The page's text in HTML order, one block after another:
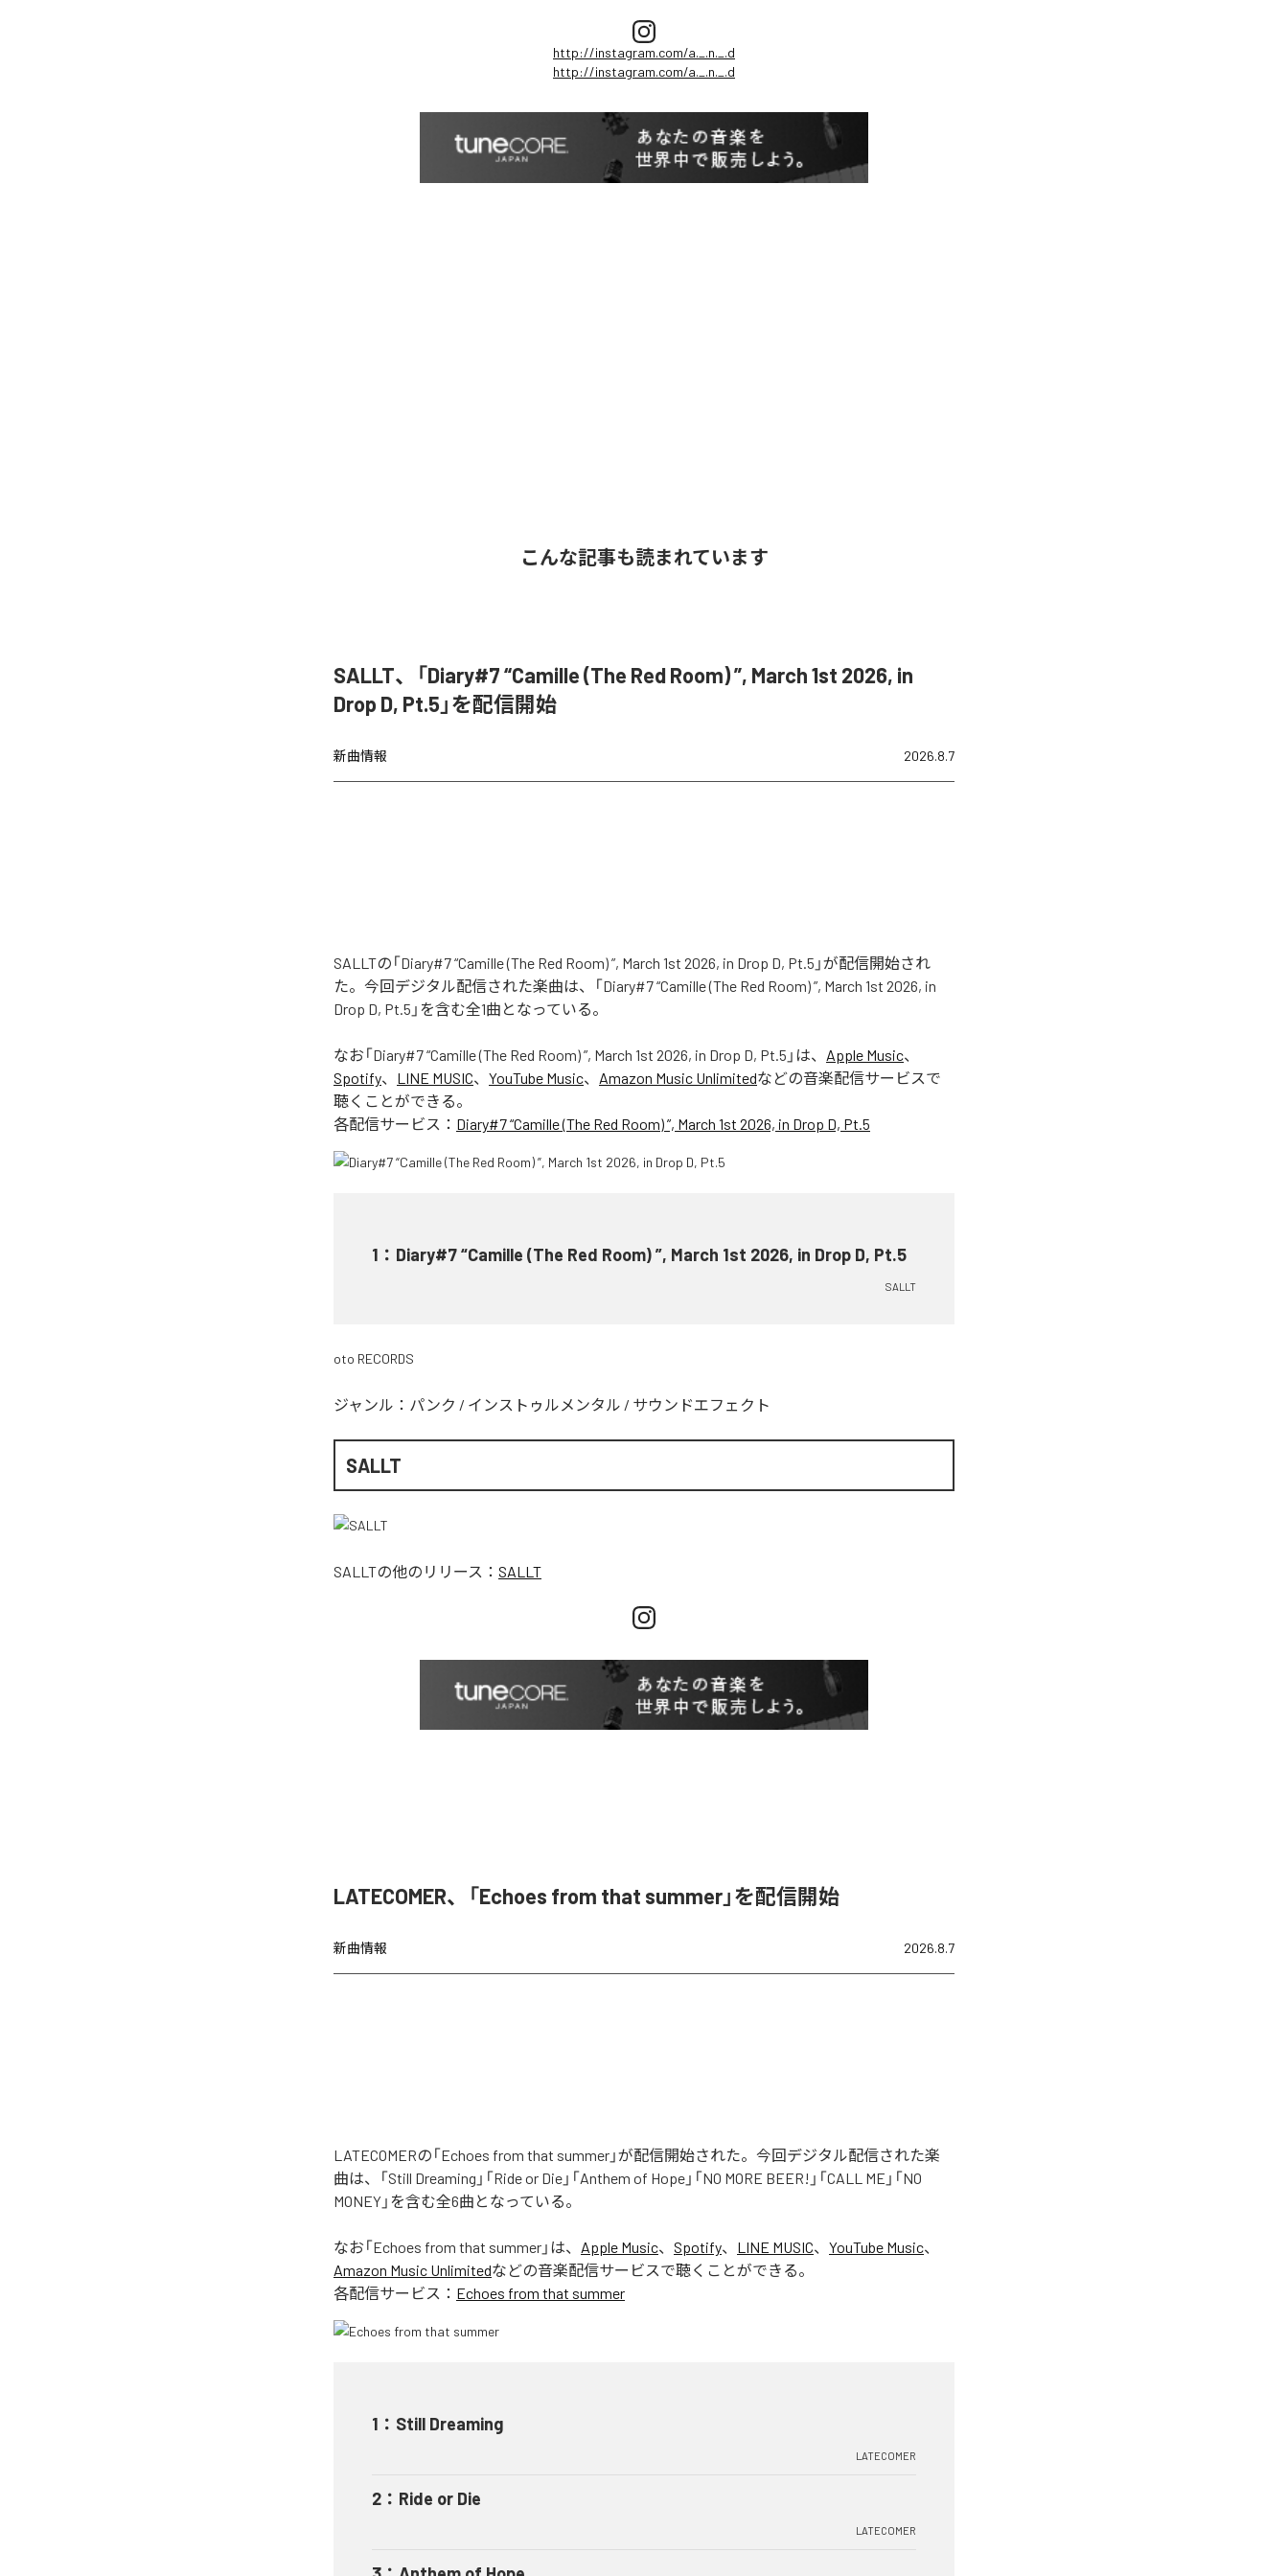
http://instagram.com/a._.n._.d
http://instagram.com/a._.n._.d
こんな記事も読まれています
SALLT、「Diary#7 “Camille (The Red Room) ”, March 1st 2026, in
Drop D, Pt.5」を配信開始
新曲情報 2026.8.7
SALLTの「Diary#7 “Camille (The Red Room) ”, March 1st 2026, in Drop D, Pt.5」が配信開始され
た。今回デジタル配信された楽曲は、「Diary#7 “Camille (The Red Room) ”, March 1st 2026, in
Drop D, Pt.5」を含む全1曲となっている。
なお「Diary#7 “Camille (The Red Room) ”, March 1st 2026, in Drop D, Pt.5 」は、 Apple Music、
Spotify、 LINE MUSIC、 YouTube Music、 Amazon Music Unlimitedなどの音楽配信サービスで
聴くことができる。
各配信サービス： Diary#7 “Camille (The Red Room) ”, March 1st 2026, in Drop D, Pt.5
1 ： Diary#7 “Camille (The Red Room) ”, March 1st 2026, in Drop D, Pt.5
SALLT
oto RECORDS
ジャンル： パンク / インストゥルメンタル / サウンドエフェクト
SALLT
SALLTの他のリリース： SALLT
LATECOMER、「Echoes from that summer」を配信開始
新曲情報 2026.8.7
LATECOMERの「Echoes from that summer」が配信開始された。今回デジタル配信された楽
曲は、「Still Dreaming」「Ride or Die」「Anthem of Hope」「NO MORE BEER!」「CALL ME」「NO
MONEY」を含む全6曲となっている。
なお「Echoes from that summer 」は、 Apple Music、 Spotify、 LINE MUSIC、 YouTube Music、
Amazon Music Unlimitedなどの音楽配信サービスで聴くことができる。
各配信サービス： Echoes from that summer
1 ： Still Dreaming
LATECOMER
2 ： Ride or Die
LATECOMER